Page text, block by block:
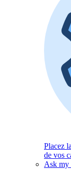
Placez
de vos
Ask